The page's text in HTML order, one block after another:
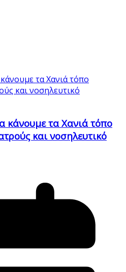
κάνουμε τα Χανιά τόπο
και νοσηλευτικό